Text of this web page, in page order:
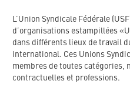
L’Union Syndicale Fédérale
d’organisations estampillées
dans différents lieux de travail
international. Ces Unions
membres de toutes catégories,
contractuelles et professions.